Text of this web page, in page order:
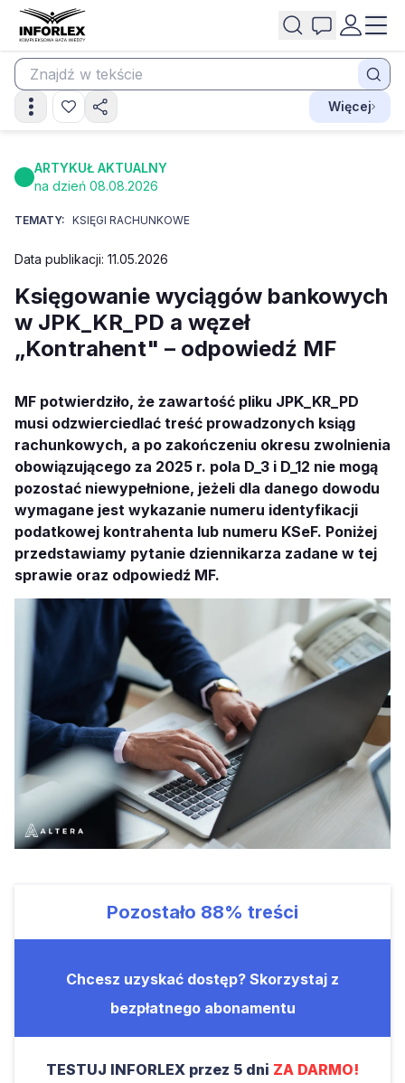
Więcej
ARTYKUŁ AKTUALNY
na dzień 08.08.2026
TEMATY: KSIĘGI RACHUNKOWE
Data publikacji: 11.05.2026
Księgowanie wyciągów bankowych
w JPK_KR_PD a węzeł
„Kontrahent" – odpowiedź MF
MF potwierdziło, że zawartość pliku JPK_KR_PD
musi odzwierciedlać treść prowadzonych ksiąg
rachunkowych, a po zakończeniu okresu zwolnienia
obowiązującego za 2025 r. pola D_3 i D_12 nie mogą
pozostać niewypełnione, jeżeli dla danego dowodu
wymagane jest wykazanie numeru identyfikacji
podatkowej kontrahenta lub numeru KSeF. Poniżej
przedstawiamy pytanie dziennikarza zadane w tej
sprawie oraz odpowiedź MF.
Pozostało 88% treści
Chcesz uzyskać dostęp? Skorzystaj z
bezpłatnego abonamentu
TESTUJ INFORLEX przez 5 dni ZA DARMO!